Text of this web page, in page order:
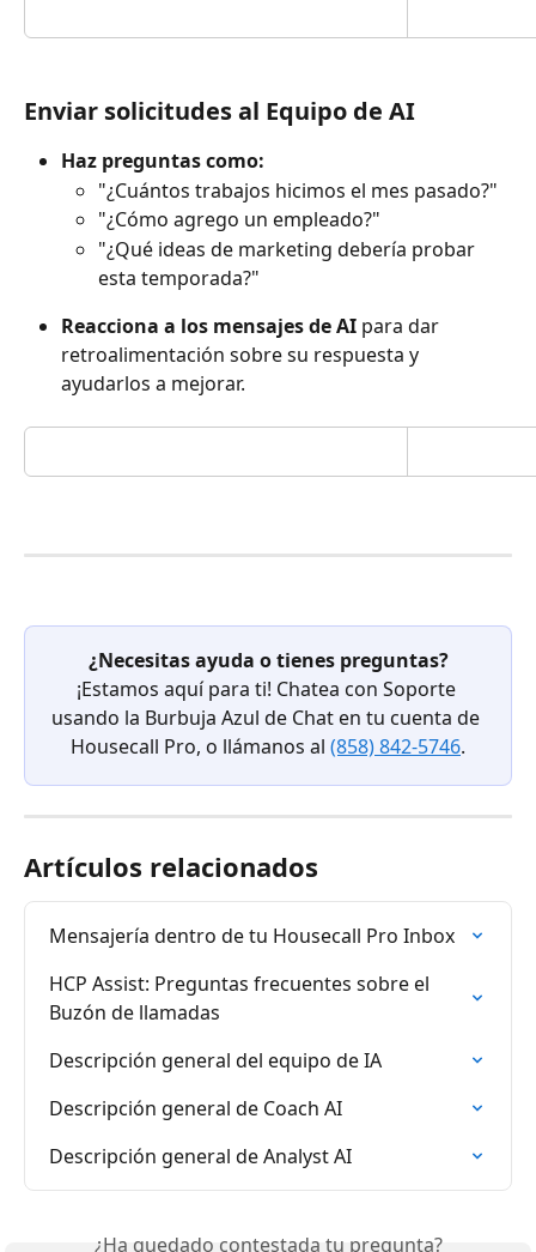
Enviar solicitudes al Equipo de AI
Haz preguntas como:
"¿Cuántos trabajos hicimos el mes pasado?"
"¿Cómo agrego un empleado?"
"¿Qué ideas de marketing debería probar
esta temporada?"
Reacciona a los mensajes de AI para dar
retroalimentación sobre su respuesta y
ayudarlos a mejorar.
¿Necesitas ayuda o tienes preguntas?
¡Estamos aquí para ti! Chatea con Soporte
usando la Burbuja Azul de Chat en tu cuenta de
Housecall Pro, o llámanos al (858) 842-5746.
Artículos relacionados
Mensajería dentro de tu Housecall Pro Inbox
HCP Assist: Preguntas frecuentes sobre el
Buzón de llamadas
Descripción general del equipo de IA
Descripción general de Coach AI
Descripción general de Analyst AI
¿Ha quedado contestada tu pregunta?